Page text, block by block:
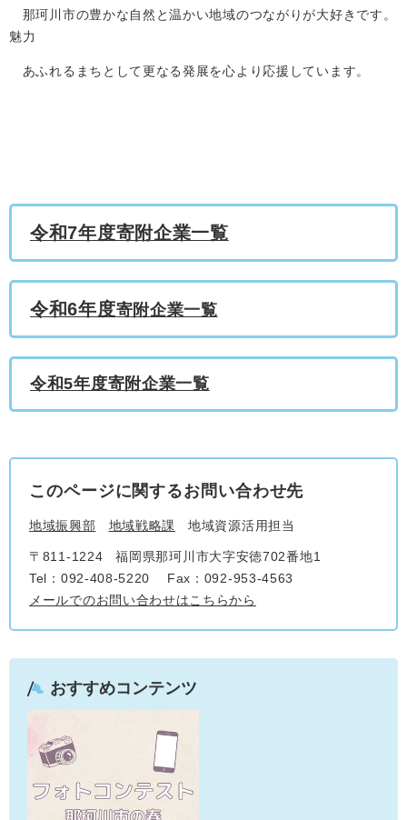
那珂川市の豊かな自然と温かい地域のつながりが大好きです。
魅力
あふれるまちとして更なる発展を心より応援しています。
令和7年度寄附企業一覧
令和6年度寄附企業一覧
令和5年度寄附企業一覧
このページに関するお問い合わせ先
地域振興部 地域戦略課 地域資源活用担当
〒811-1224
福岡県那珂川市大字安徳702番地1
Tel：092-408-5220
Fax：092-953-4563
メールでのお問い合わせはこちらから
おすすめコンテンツ